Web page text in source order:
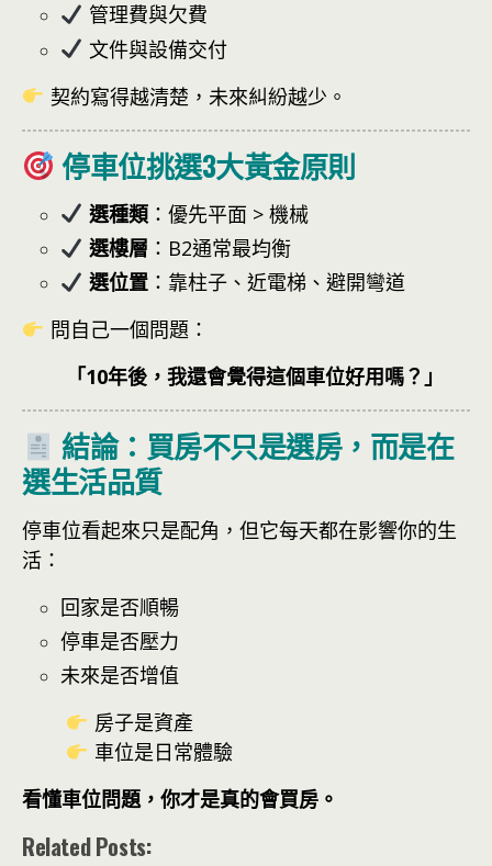
管理費與欠費
文件與設備交付
契約寫得越清楚，未來糾紛越少。
停車位挑選3大黃金原則
選種類：優先平面 > 機械
選樓層 ：B2通常最均衡
選位置：靠柱子、近電梯、避開彎道
問自己一個問題：
「10年後，我還會覺得這個車位好用嗎？」
結論：買房不只是選房，而是在
選生活品質
停車位看起來只是配角，但它每天都在影響你的生
活：
回家是否順暢
停車是否壓力
未來是否增值
房子是資產
車位是日常體驗
看懂車位問題，你才是真的會買房。
Related Posts: